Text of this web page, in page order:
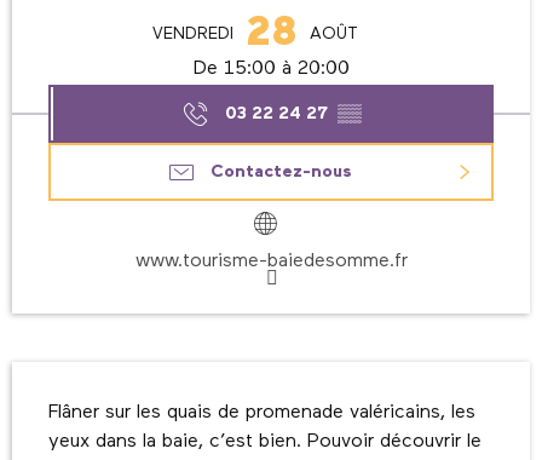
VENDREDI 28 AOÛT
De 15:00 à 20:00
03 22 24 27 ▒▒
Contactez-nous
www.tourisme-baiedesomme.fr
Flâner sur les quais de promenade valéricains, les
yeux dans la baie, c’est bien. Pouvoir découvrir le